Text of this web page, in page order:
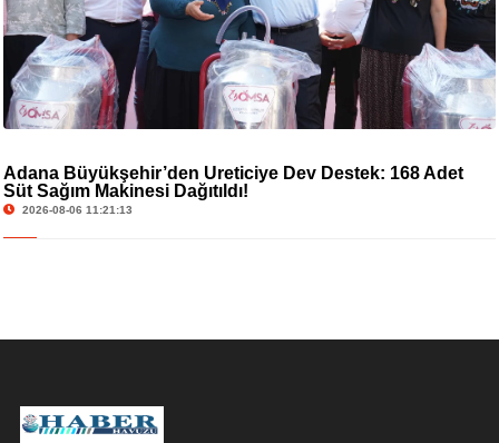
Adana Büyükşehir’den Üreticiye Dev Destek: 168 Adet
Süt Sağım Makinesi Dağıtıldı!
2026-08-06 11:21:13